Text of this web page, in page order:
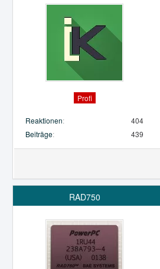
Profi
Reaktionen
404
Beiträge
439
RAD750